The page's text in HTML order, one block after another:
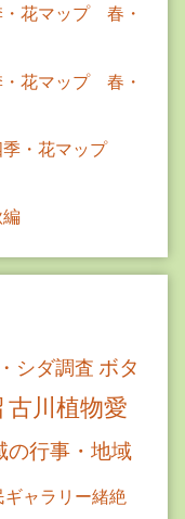
・花マップ 春・
・花マップ 春・
季・花マップ
シダ調査 ボタ
古川植物愛
の行事・地域
ギャラリー緒絶